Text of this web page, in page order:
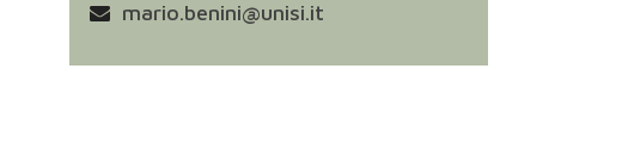
mario.benini@unisi.it